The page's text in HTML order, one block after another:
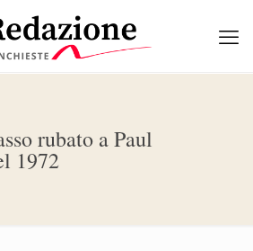
rubato a Paul
1972